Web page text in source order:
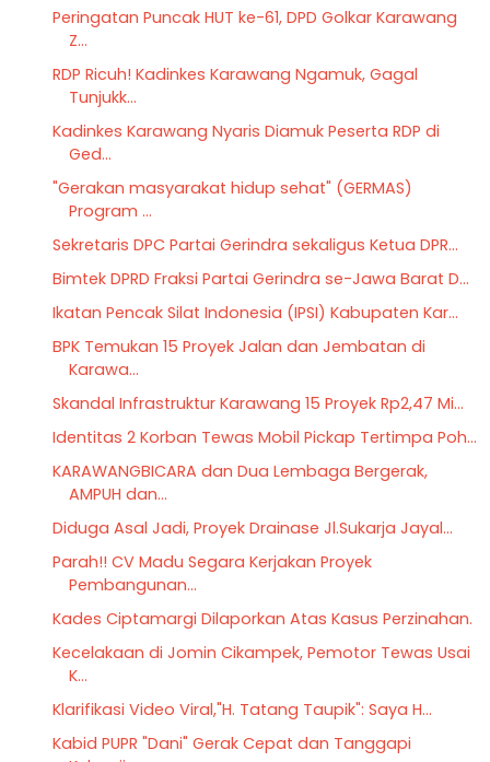
Peringatan Puncak HUT ke-61, DPD Golkar Karawang
Z...
RDP Ricuh! Kadinkes Karawang Ngamuk, Gagal
Tunjukk...
Kadinkes Karawang Nyaris Diamuk Peserta RDP di
Ged...
"Gerakan masyarakat hidup sehat" (GERMAS)
Program ...
Sekretaris DPC Partai Gerindra sekaligus Ketua DPR...
Bimtek DPRD Fraksi Partai Gerindra se-Jawa Barat D...
Ikatan Pencak Silat Indonesia (IPSI) Kabupaten Kar...
BPK Temukan 15 Proyek Jalan dan Jembatan di
Karawa...
Skandal Infrastruktur Karawang 15 Proyek Rp2,47 Mi...
Identitas 2 Korban Tewas Mobil Pickap Tertimpa Poh...
KARAWANGBICARA dan Dua Lembaga Bergerak,
AMPUH dan...
Diduga Asal Jadi, Proyek Drainase Jl.Sukarja Jayal...
Parah!! CV Madu Segara Kerjakan Proyek
Pembangunan...
Kades Ciptamargi Dilaporkan Atas Kasus Perzinahan.
Kecelakaan di Jomin Cikampek, Pemotor Tewas Usai
K...
Klarifikasi Video Viral,"H. Tatang Taupik": Saya H...
Kabid PUPR "Dani" Gerak Cepat dan Tanggapi